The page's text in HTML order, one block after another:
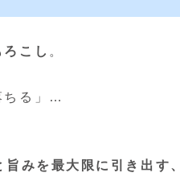
こし 。
ちる」…
みを最大限に引き出す、